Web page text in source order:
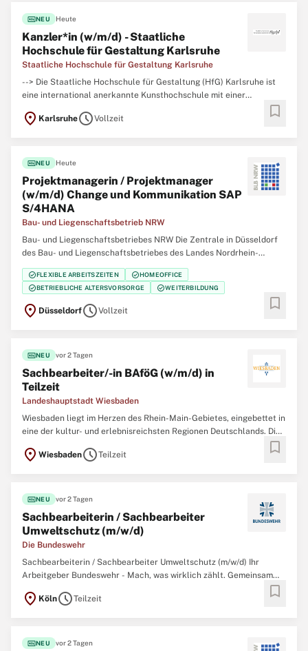
fiber_newNEU Heute
Kanzler*in (w/m/d) - Staatliche
Hochschule für Gestaltung Karlsruhe
Staatliche Hochschule für Gestaltung Karlsruhe
--> Die Staatliche Hochschule für Gestaltung (HfG) Karlsruhe ist
eine international anerkannte Kunsthochschule mit einer
einzigartigen Verknüpfung von künstlerischen, gestalterischen und
theoretischen Fächern. Die HfG bietet ihren circa 360
location_on KarlsruhescheduleVollzeit bookmark
fiber_newNEU Heute
Projektmanagerin / Projektmanager
(w/m/d) Change und Kommunikation SAP
S/4HANA
Bau- und Liegenschaftsbetrieb NRW
Bau- und Liegenschaftsbetriebes NRW Die Zentrale in Düsseldorf
des Bau- und Liegenschaftsbetriebes des Landes Nordrhein-
Westfalen (BLB NRW) sucht zum nächstmöglichen Zeitpunkt
eine/einen Projektmanagerin / Projektmanager (w/m/d) Change und
Kommunikation SAP S/4HANA Der Bau- und Liegenschaftsbetrieb
check_circleFLEXIBLE ARBEITSZEITEN check_circleHOMEOFFICE
check_circleBETRIEBLICHE ALTERSVORSORGE check_circleWEITERBILDUNG
location_on DüsseldorfscheduleVollzeit bookmark
fiber_newNEU vor 2 Tagen
Sachbearbeiter/-in BAföG (w/m/d) in
Teilzeit
Landeshauptstadt Wiesbaden
Wiesbaden liegt im Herzen des Rhein-Main-Gebietes, eingebettet in
eine der kultur- und erlebnisreichsten Regionen Deutschlands. Die
Freizeitangebot und bildet damit ein ideales Umfeld für den
location_on WiesbadenscheduleTeilzeit bookmark
fiber_newNEU vor 2 Tagen
Sachbearbeiterin / Sachbearbeiter
Umweltschutz (m/w/d)
Die Bundeswehr
Sachbearbeiterin / Sachbearbeiter Umweltschutz (m/w/d) Ihr
Arbeitgeber Bundeswehr - Mach, was wirklich zählt. Gemeinsam
garantieren wir Sicherheit, Souveränität und die außenpolitische
location_on KölnscheduleTeilzeit bookmark
fiber_newNEU vor 2 Tagen